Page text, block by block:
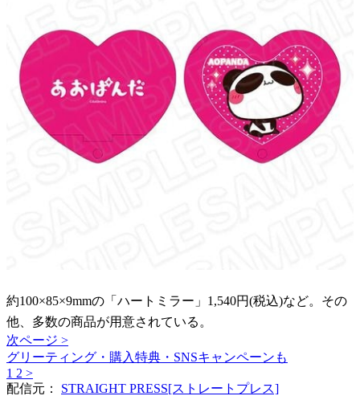
約100×85×9mmの「ハートミラー」1,540円(税込)など。その
他、多数の商品が用意されている。
次ページ >
グリーティング・購入特典・SNSキャンペーンも
1 2 >
配信元： STRAIGHT PRESS[ストレートプレス]